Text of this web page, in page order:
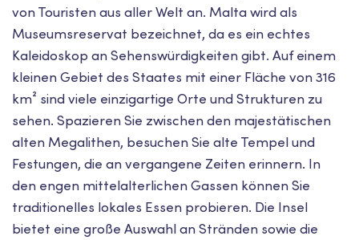
von Touristen aus aller Welt an. Malta wird als
Museumsreservat bezeichnet, da es ein echtes
Kaleidoskop an Sehenswürdigkeiten gibt. Auf einem
kleinen Gebiet des Staates mit einer Fläche von 316
km² sind viele einzigartige Orte und Strukturen zu
sehen. Spazieren Sie zwischen den majestätischen
alten Megalithen, besuchen Sie alte Tempel und
Festungen, die an vergangene Zeiten erinnern. In
den engen mittelalterlichen Gassen können Sie
traditionelles lokales Essen probieren. Die Insel
bietet eine große Auswahl an Stränden sowie die